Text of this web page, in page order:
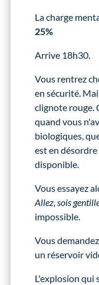
La charge
25%
Arrive 18h30.
Vous rentrez
en sécurité.
clignote rouge.
quand vous
biologiques,
est en
disponible.
Vous essayez
Allez, sois
impossible.
Vous
un réservoir
L'explosion qui